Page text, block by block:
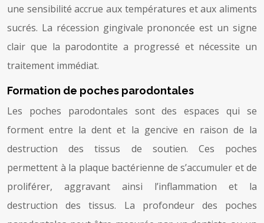
une sensibilité accrue aux températures et aux aliments
sucrés. La récession gingivale prononcée est un signe
clair que la parodontite a progressé et nécessite un
traitement immédiat.
Formation de poches parodontales
Les poches parodontales sont des espaces qui se
forment entre la dent et la gencive en raison de la
destruction des tissus de soutien. Ces poches
permettent à la plaque bactérienne de s’accumuler et de
proliférer, aggravant ainsi l’inflammation et la
destruction des tissus. La profondeur des poches